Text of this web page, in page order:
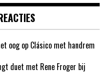
oog op Clásico met handrem
duet met Rene Froger bij